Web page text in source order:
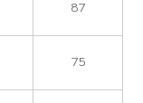
87
75